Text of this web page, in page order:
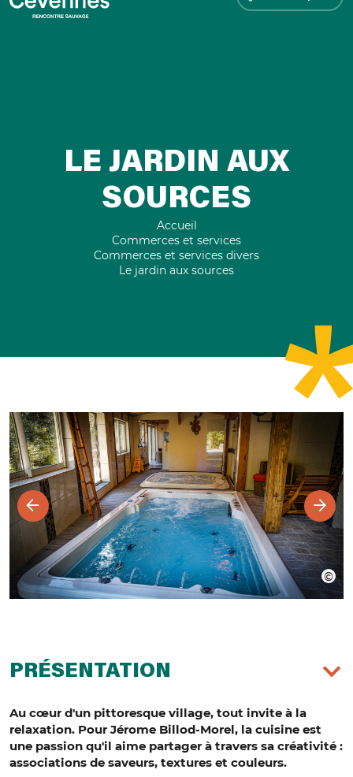
LE JARDIN AUX
SOURCES
Accueil
Commerces et services
Commerces et services divers
Le jardin aux sources
PRÉSENTATION
Au cœur d'un pittoresque village, tout invite à la
relaxation. Pour Jérome Billod-Morel, la cuisine est
une passion qu'il aime partager à travers sa créativité :
associations de saveurs, textures et couleurs.